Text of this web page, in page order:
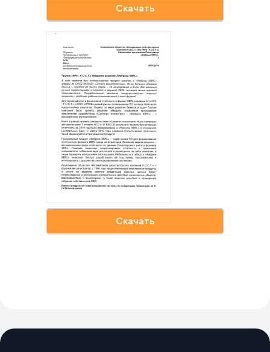
Скачать
Скачать